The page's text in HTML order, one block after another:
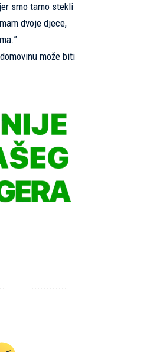
smo tamo stekli
dvoje djece,
može biti